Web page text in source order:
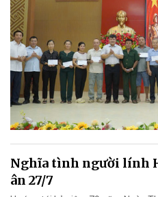
Nghĩa tình người lính
ân 27/7